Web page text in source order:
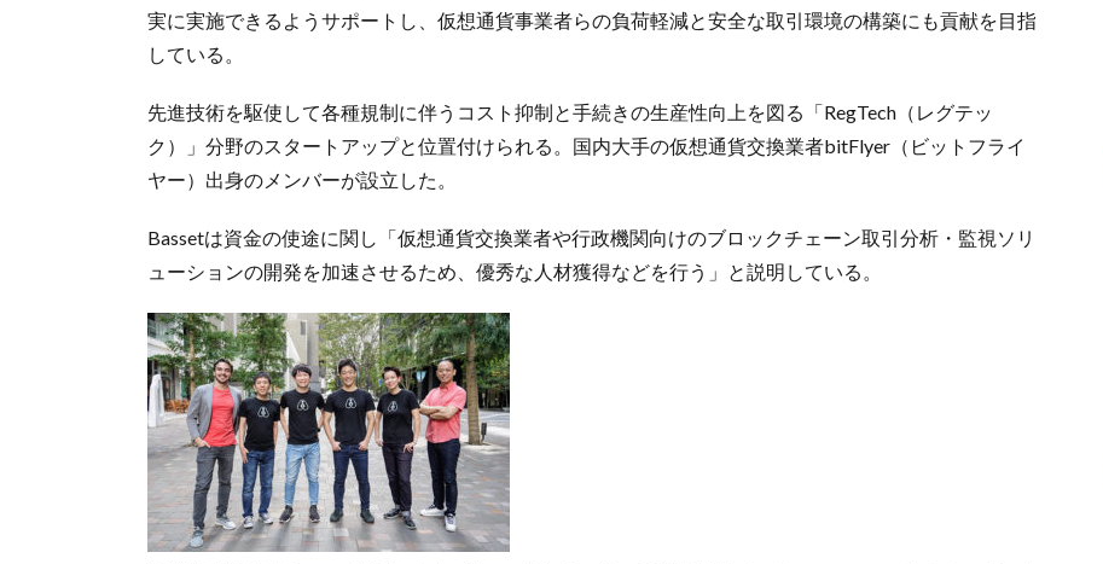
実に実施できるようサポートし、仮想通貨事業者らの負荷軽減と安全な取引環境の構築にも貢献を目指
している。
先進技術を駆使して各種規制に伴うコスト抑制と手続きの生産性向上を図る「RegTech（レグテッ
ク）」分野のスタートアップと位置付けられる。国内大手の仮想通貨交換業者bitFlyer（ビットフライ
ヤー）出身のメンバーが設立した。
Bassetは資金の使途に関し「仮想通貨交換業者や行政機関向けのブロックチェーン取引分析・監視ソリ
ューションの開発を加速させるため、優秀な人材獲得などを行う」と説明している。